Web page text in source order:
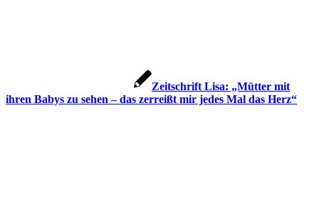
Zeit­schrift Lisa: „Müt­ter mit
ihren Babys zu sehen – das zer­reißt mir jedes Mal das Herz“